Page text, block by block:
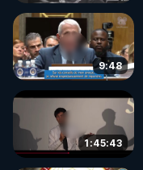
9:48
1:45:43